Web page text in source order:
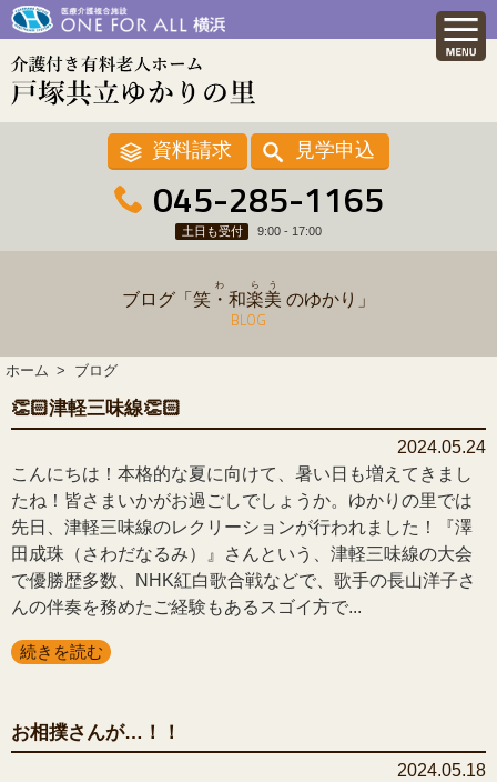
資料請求 見学申込
045-285-1165
土日も受付 9:00 - 17:00
ブログ「 笑・和
わ
楽
ら
美
う
のゆかり」
BLOG
ホーム ブログ
👏🏻津軽三味線👏🏻
2024.05.24
こんにちは！本格的な夏に向けて、暑い日も増えてきまし
たね！皆さまいかがお過ごしでしょうか。ゆかりの里では
先日、津軽三味線のレクリーションが行われました！『澤
田成珠（さわだなるみ）』さんという、津軽三味線の大会
で優勝歴多数、NHK紅白歌合戦などで、歌手の長山洋子さ
んの伴奏を務めたご経験もあるスゴイ方で...
続きを読む
お相撲さんが…！！
2024.05.18